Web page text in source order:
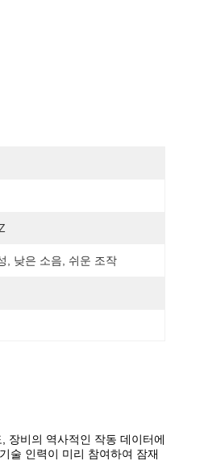
, 낮은 소음, 쉬운 조작
장비의 역사적인 작동 데이터에
술 인력이 미리 참여하여 잠재